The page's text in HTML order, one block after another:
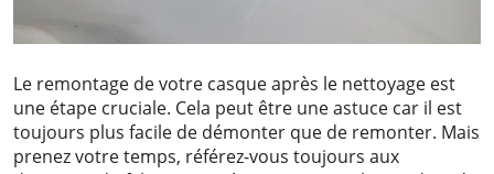
Le remontage de votre casque après le nettoyage est
une étape cruciale. Cela peut être une astuce car il est
toujours plus facile de démonter que de remonter. Mais
prenez votre temps, référez-vous toujours aux